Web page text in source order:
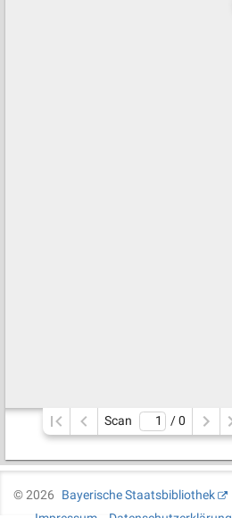
Scan / 0
©2026
Bayerische Staatsbibliothek